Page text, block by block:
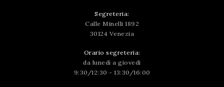
Segreteria:
Calle Minelli 1892
30124 Venezia
Orario segreteria:
da lunedì a giovedì
9:30/12:30 - 13:30/16:00